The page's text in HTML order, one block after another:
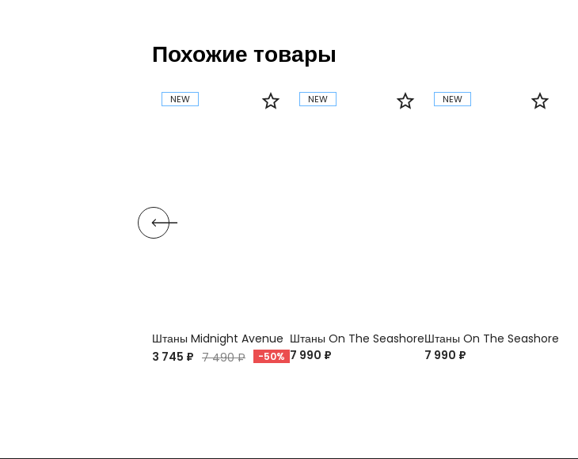
Похожие товары
NEW
Штаны Midnight Avenue
3 745 ₽ 7 490 ₽ -50%
NEW
Штаны On The Seashore
7 990 ₽
NEW
Штаны On The Seashore
7 990 ₽